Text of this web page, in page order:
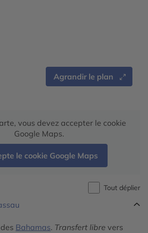
Agrandir le plan
vous devez accepter le cookie
Google Maps.
le cookie Google Maps
Tout déplier
Bahamas. Transfert libre vers